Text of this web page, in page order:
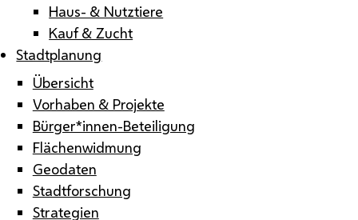
Haus- & Nutztiere
Kauf & Zucht
Stadtplanung
Übersicht
Vorhaben & Projekte
Bürger*innen-Beteiligung
Flächenwidmung
Geodaten
Stadtforschung
Strategien